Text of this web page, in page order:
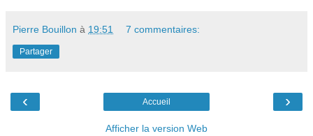
Pierre Bouillon à 19:51 7 commentaires:
Partager
‹ ›
Accueil
Afficher la version Web